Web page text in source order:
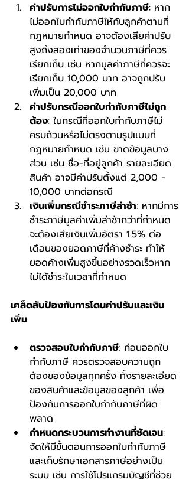
ค่าปรับการไม่ออกใบกำกับภาษี: หาก
ไม่ออกใบกำกับภาษีให้กับลูกค้าตามที่
กฎหมายกำหนด อาจต้องเสียค่าปรับ
สูงถึงสองเท่าของจำนวนภาษีที่ควร
เรียกเก็บ เช่น หากมูลค่าภาษีที่ควรจะ
เรียกเก็บ 10,000 บาท อาจถูกปรับ
เพิ่มเป็น 20,000 บาท
ค่าปรับกรณีออกใบกำกับภาษีไม่ถูก
ต้อง: ในกรณีที่ออกใบกำกับภาษีไม่
ครบถ้วนหรือไม่ตรงตามรูปแบบที่
กฎหมายกำหนด เช่น ขาดข้อมูลบาง
ส่วน เช่น ชื่อ-ที่อยู่ลูกค้า รายละเอียด
สินค้า อาจมีค่าปรับตั้งแต่ 2,000 -
10,000 บาทต่อกรณี
เงินเพิ่มกรณีชำระภาษีล่าช้า: หากมีการ
ชำระภาษีมูลค่าเพิ่มล่าช้ากว่าที่กำหนด
จะต้องเสียเงินเพิ่มอัตรา 1.5% ต่อ
เดือนของยอดภาษีที่ค้างชำระ ทำให้
ยอดค้างเพิ่มสูงขึ้นอย่างรวดเร็วหาก
ไม่ได้ชำระในเวลาที่กำหนด
เคล็ดลับป้องกันการโดนค่าปรับและเงิน
เพิ่ม
ตรวจสอบใบกำกับภาษี: ก่อนออกใบ
กำกับภาษี ควรตรวจสอบความถูก
ต้องของข้อมูลทุกครั้ง ทั้งรายละเอียด
ของสินค้าและข้อมูลของลูกค้า เพื่อ
ป้องกันการออกใบกำกับภาษีที่ผิด
พลาด
กำหนดกระบวนการทำงานที่ชัดเจน:
จัดให้มีขั้นตอนการออกใบกำกับภาษี
และเก็บรักษาเอกสารภาษีอย่างเป็น
ระบบ เช่น การใช้โปรแกรมบัญชีที่ช่วย